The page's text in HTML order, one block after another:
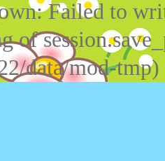
Failed to
of
data/mod-